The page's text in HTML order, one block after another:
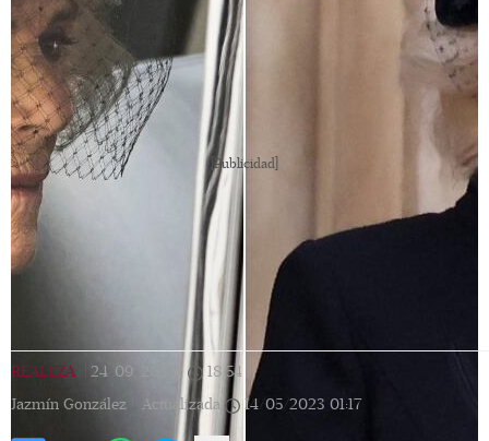
[Publicidad]
REALEZA 24/09/2022 | 18:54
Jazmín González |
Actualizada 14/05/2023 01:17